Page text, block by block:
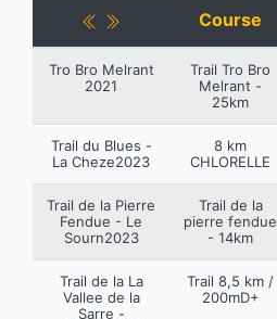
Course
Tro Bro Melrant
2021
Trail Tro Bro
Melrant -
25km
Trail du Blues -
La Cheze2023
8 km
CHLORELLE
Trail de la Pierre
Fendue - Le
Sourn2023
Trail de la
pierre fendue
- 14km
Trail de la La
Vallee de la
Sarre -
Trail 8,5 km /
200mD+